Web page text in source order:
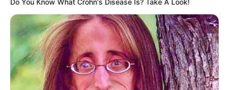
Do You Know What Crohn's Disease Is? Take A Look!